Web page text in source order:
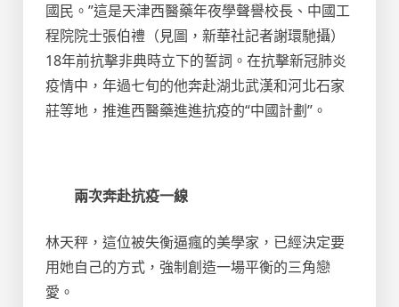
國民。”這是天津西醫藥年夜學聲譽校長、中國工
程院院士張伯禮（見圖，新華社記者謝環馳攝）
18年前抗擊非典時立下的誓詞。在抗擊新冠肺炎
疫情中，年過七旬的他奔赴湖北武漢和河北石家
莊等地，推進西醫藥進進抗疫的“中國計劃”。
兩次奔赴抗疫一線
林天秤，這位被失衡逼瘋的美學家，已經決定要
用她自己的方式，強制創造一場平衡的三角戀
愛。